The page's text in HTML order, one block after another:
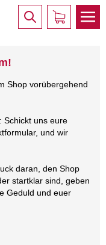
Shop vorübergehend
Schickt uns eure
und wir
daran, den Shop
startklar sind, geben
Geduld und euer